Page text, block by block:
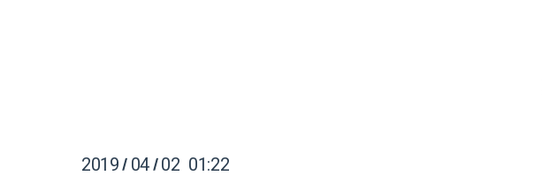
2019 / 04 / 02 01:22